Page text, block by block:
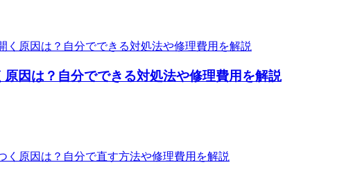
原因は？自分でできる対処法や修理費用を解説